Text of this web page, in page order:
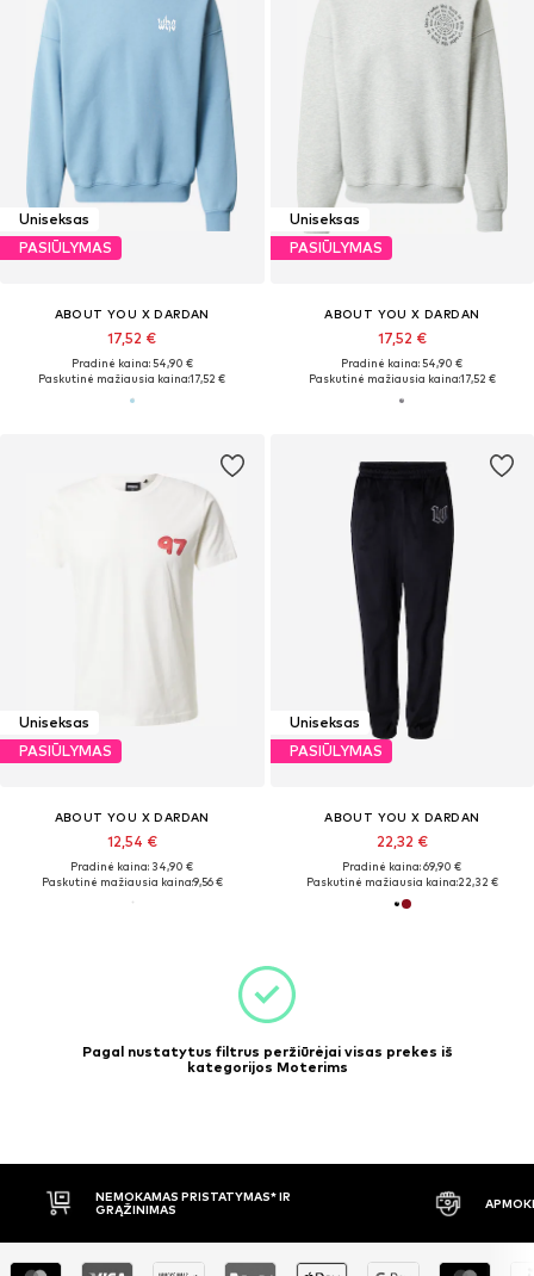
Uniseksas
PASIŪLYMAS
ABOUT YOU X DARDAN
17,52 €
Pradinė kaina: 54,90 €
Paskutinė mažiausia kaina:17,52 €
Uniseksas
PASIŪLYMAS
ABOUT YOU X DARDAN
17,52 €
Pradinė kaina: 54,90 €
Paskutinė mažiausia kaina:17,52 €
Uniseksas
PASIŪLYMAS
ABOUT YOU X DARDAN
12,54 €
Pradinė kaina: 34,90 €
Paskutinė mažiausia kaina:9,56 €
Uniseksas
PASIŪLYMAS
ABOUT YOU X DARDAN
22,32 €
Pradinė kaina: 69,90 €
Paskutinė mažiausia kaina:22,32 €
Pagal nustatytus filtrus peržiūrėjai visas prekes iš
kategorijos Moterims
NEMOKAMAS PRISTATYMAS* IR
GRĄŽINIMAS